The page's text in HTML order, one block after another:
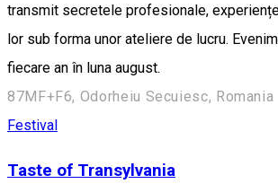
transmit secretele profesionale,
lor sub forma unor ateliere de lucru.
fiecare an în luna august.
87MF+F6, Odorheiu Secuiesc, Romania
Festival
Taste of Transylvania